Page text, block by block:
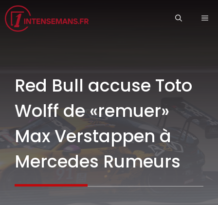
Aller
au
contenu
Red Bull accuse Toto
Wolff de «remuer»
Max Verstappen à
Mercedes Rumeurs